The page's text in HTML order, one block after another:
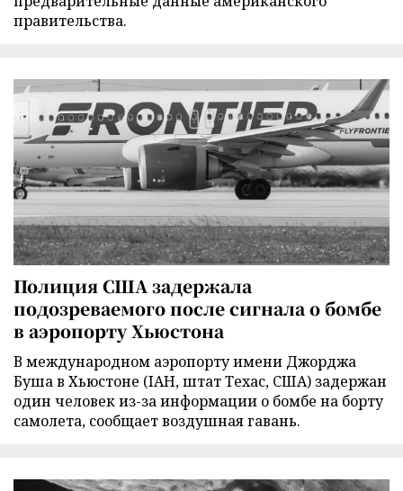
правительства.
Полиция США задержала
подозреваемого после сигнала о бомбе
в аэропорту Хьюстона
В международном аэропорту имени Джорджа
Буша в Хьюстоне (IAH, штат Техас, США) задержан
один человек из-за информации о бомбе на борту
самолета, сообщает воздушная гавань.